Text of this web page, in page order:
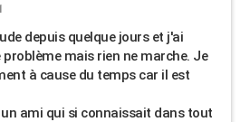
depuis quelque jours et j'ai
problème mais rien ne marche. Je
à cause du temps car il est
ami qui si connaissait dans tout